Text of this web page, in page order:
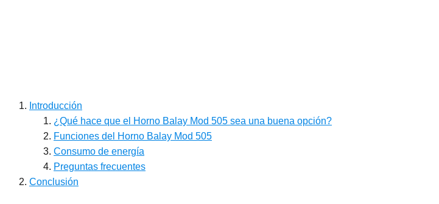
Introducción
¿Qué hace que el Horno Balay Mod 505 sea una buena opción?
Funciones del Horno Balay Mod 505
Consumo de energía
Preguntas frecuentes
Conclusión